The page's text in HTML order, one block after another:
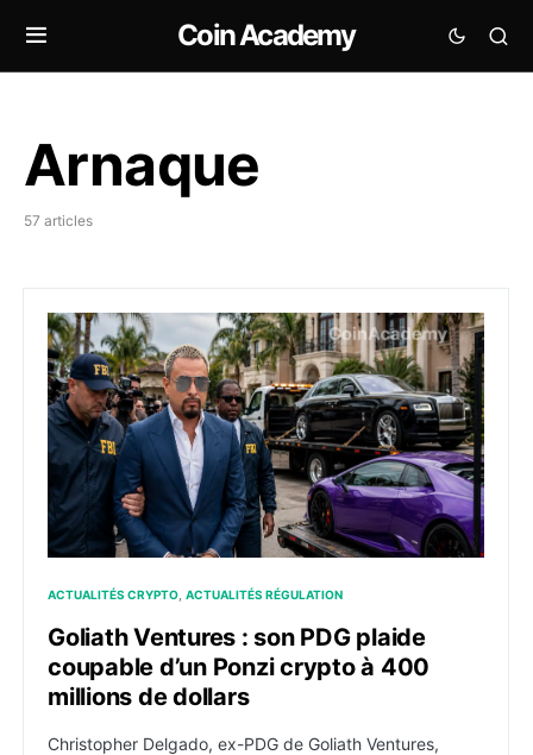
Coin Academy
Arnaque
57 articles
Goliath Ventures : son PDG plaide coupable d’un
ACTUALITÉS CRYPTO ACTUALITÉS RÉGULATION
Goliath Ventures : son PDG plaide
coupable d’un Ponzi crypto à 400
millions de dollars
Christopher Delgado, ex-PDG de Goliath Ventures,